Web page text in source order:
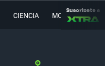
CIENCIA MOVILIDAD
Suscríbete a